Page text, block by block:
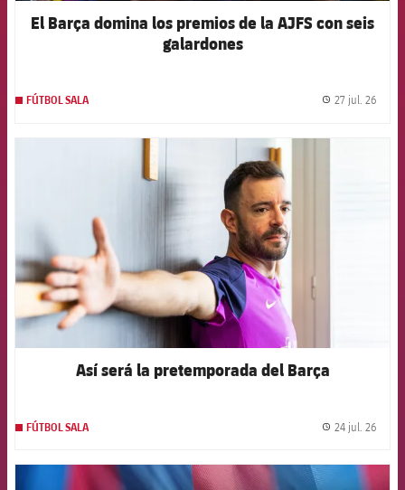
El Barça domina los premios de la AJFS con seis
galardones
FÚTBOL SALA 27 jul. 26
FCB Barcelona badge
Así será la pretemporada del Barça
FÚTBOL SALA 24 jul. 26
FCB Barcelona badge